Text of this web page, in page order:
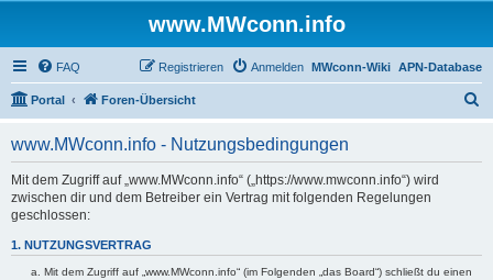
www.MWconn.info
FAQ APN-Database
MWconn-Wiki
Anmelden
Registrieren
Portal Foren-Übersicht
www.MWconn.info - Nutzungsbedingungen
Mit dem Zugriff auf „www.MWconn.info“ („https://www.mwconn.info“) wird
zwischen dir und dem Betreiber ein Vertrag mit folgenden Regelungen
geschlossen:
1. NUTZUNGSVERTRAG
Mit dem Zugriff auf „www.MWconn.info“ (im Folgenden „das Board“) schließt du einen